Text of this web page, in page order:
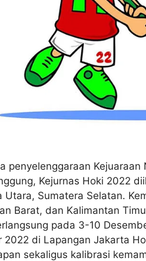
penyelenggaraan
Kejurnas Hoki 2022
Sumatera Selatan.
Barat, dan Kalimantan
pada 3-10
di Lapangan Jakarta
sekaligus kalibrasi